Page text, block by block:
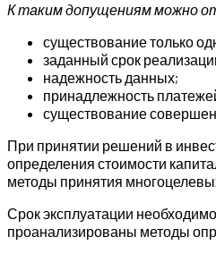
К таким допущениям можно
существование только
заданный срок
надежность данных;
принадлежность
существование
При принятии решений в
определения стоимости
методы принятия
Срок эксплуатации
проанализированы методы